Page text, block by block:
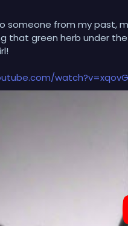
someone from my past,
that green herb under